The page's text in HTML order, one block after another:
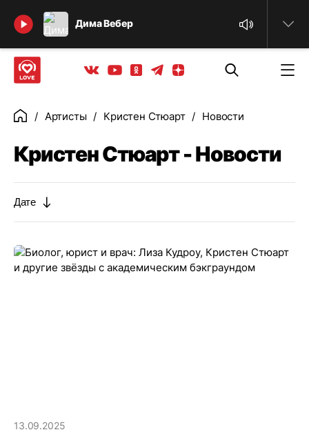
Дима Вебер
Найти
Вконтакте
YoutubeОдноклассники
ТелеграмЯндекс дзен
ГлавнаяАртисты Кристен Стюарт Новости
Кристен Стюарт - Новости
Дате
13.09.2025